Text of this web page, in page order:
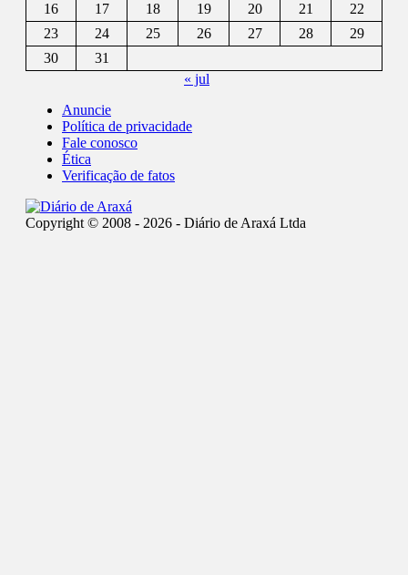
16
17 18 19 20 21
22
23
24 25 26 27 28
29
30
31
« jul
Anuncie
Política de privacidade
Fale conosco
Ética
Verificação de fatos
Copyright © 2008 - 2026 - Diário de Araxá Ltda